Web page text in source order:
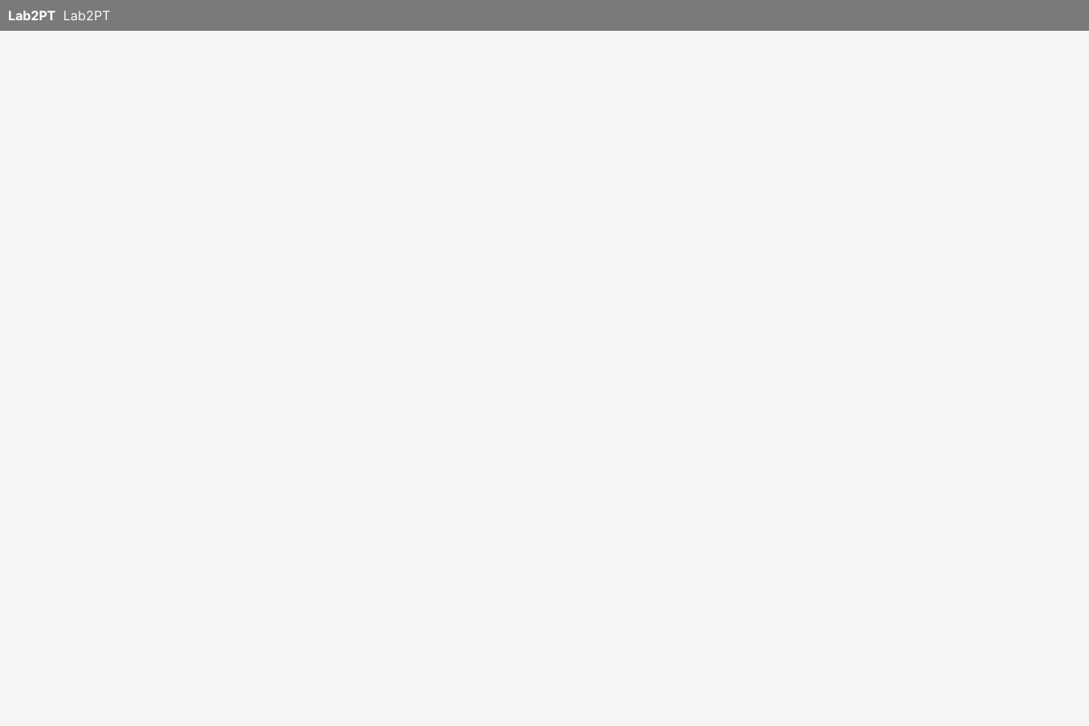
Lab2PT Lab2PT